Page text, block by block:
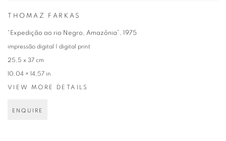
THOMAZ FARKAS
“Expedição ao rio Negro, Amazônia” , 1975
impressão digital | digital print
25,5 x 37 cm
10,04 × 14,57 in
VIEW MORE DETAILS
ENQUIRE